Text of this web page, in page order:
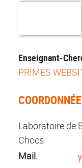
Enseignant-
PRIMES
Laboratoire de
Chocs
Mail.